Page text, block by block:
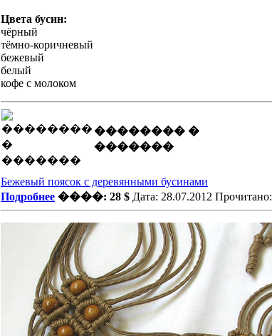
Цвета бусин:
чёрный
тёмно-коричневый
бежевый
белый
кофе с молоком
�������� �
�������
Бежевый поясок с деревянными бусинами
Подробнее ����: 28 $ Дата: 28.07.2012